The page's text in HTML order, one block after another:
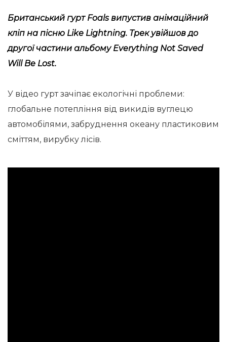
Британський гурт Foals випустив анімаційний
кліп на пісню Like Lightning. Трек увійшов до
другої частини альбому Everything Not Saved
Will Be Lost.
У відео гурт зачіпає екологічні проблеми:
глобальне потепління від викидів вуглецю
автомобілями, забруднення океану пластиковим
сміттям, вирубку лісів.